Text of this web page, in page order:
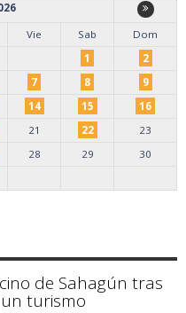
Vie Sab
Dom
1
2
7 8
9
14 15
16
21 22
23
28 29
30
de Sahagún tras
turismo